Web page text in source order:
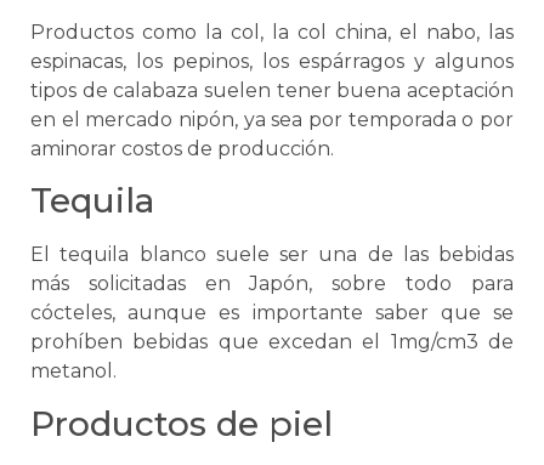
Productos como la col, la col china, el nabo, las
espinacas, los pepinos, los espárragos y algunos
tipos de calabaza suelen tener buena aceptación
en el mercado nipón, ya sea por temporada o por
aminorar costos de producción.
Tequila
El tequila blanco suele ser una de las bebidas
más solicitadas en Japón, sobre todo para
cócteles, aunque es importante saber que se
prohíben bebidas que excedan el 1mg/cm3 de
metanol.
Productos de piel